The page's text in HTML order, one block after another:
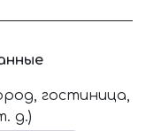
гостиница,
д.)